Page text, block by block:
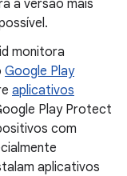
a versão mais
monitora
Google Play
aplicativos
Play Protect
com
aplicativos